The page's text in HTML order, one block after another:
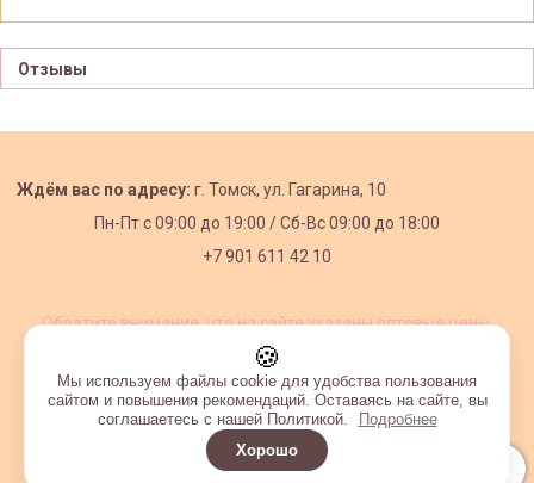
Отзывы
Ждём вас по адресу: г. Томск, ул. Гагарина, 10
Пн-Пт с09:00 до 19:00 /Сб-Вс 09:00 до 18:00
+7 901 611 42 10
Обратите внимание, что на сайте указаны оптовые цены,
Интернет-магазин создан на InSales
🍪
Мы используем файлы cookie для удобства пользования
сайтом и повышения рекомендаций. Оставаясь на сайте, вы
соглашаетесь с нашей Политикой.
Подробнее
Хорошо